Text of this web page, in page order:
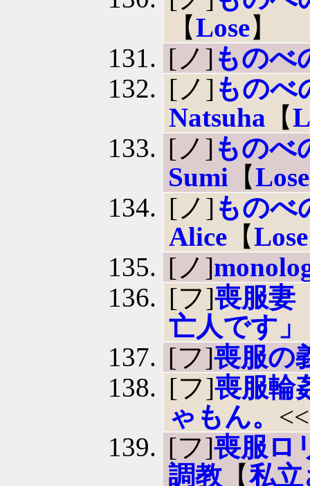
【Lose】
[ノ] ものべ
[ノ] ものべ
Natsuha 【
[ノ] ものべ
Sumi 【Lose
[ノ] ものべ
Alice 【Lose
[ノ]
[フ]喪服妻
亡人です」
[フ]喪服の
[フ]喪服輪
ゃもん。
[フ]喪服ロ
調教 【私